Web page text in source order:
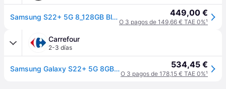
Samsung S22+ 5G 8_128GB Black 449,00 €
O 3 pagos de 149,66 € TAE 0%¹
Carrefour
2-3 días
Samsung Galaxy S22+ 5G 8GB de RAM + 128GB - Negro 534,45 €
O 3 pagos de 178,15 € TAE 0%¹